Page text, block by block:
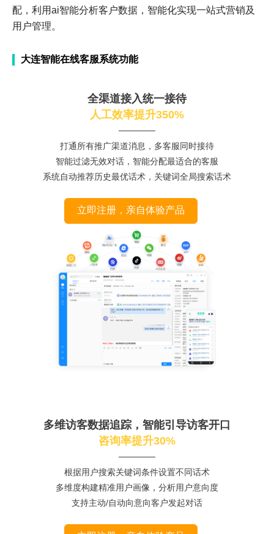
配，利用ai智能分析客户数据，智能化实现一站式营销及
用户管理。
大连智能在线客服系统功能
全渠道接入统一接待
人工效率提升350%
打通所有推广渠道消息，多客服同时接待
智能过滤无效对话，智能分配最适合的客服
系统自动推荐历史最优话术，关键词全局搜索话术
立即注册，亲自体验产品
多维访客数据追踪，智能引导访客开口
咨询率提升30%
根据用户搜索关键词条件设置不同话术
多维度构建精准用户画像，分析用户意向度
支持主动/自动向意向客户发起对话